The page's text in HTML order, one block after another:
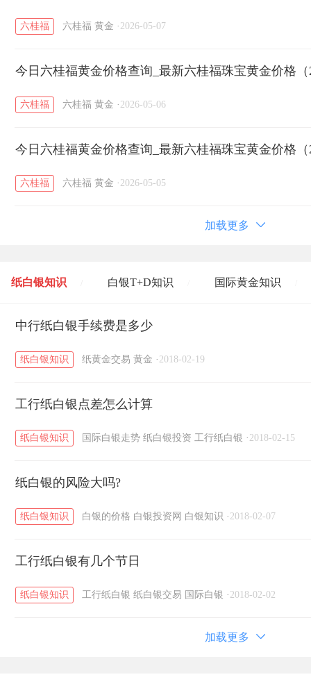
六桂福 六桂福 黄金 · 2026-05-07
今日六桂福黄金价格查询_最新六桂福珠宝黄金价格（
六桂福 六桂福 黄金 · 2026-05-06
今日六桂福黄金价格查询_最新六桂福珠宝黄金价格（
六桂福 六桂福 黄金 · 2026-05-05
加载更多
纸白银知识 白银T+D知识 国际黄金知识
黄金T+D知识 / 粤贵银知识
中行纸白银手续费是多少
纸白银知识 纸黄金交易 黄金 · 2018-02-19
工行纸白银点差怎么计算
纸白银知识 国际白银走势 纸白银投资 工行纸白银 · 2018-02-15
纸白银的风险大吗?
纸白银知识 白银的价格 白银投资网 白银知识 · 2018-02-07
工行纸白银有几个节日
纸白银知识 工行纸白银 纸白银交易 国际白银 · 2018-02-02
加载更多